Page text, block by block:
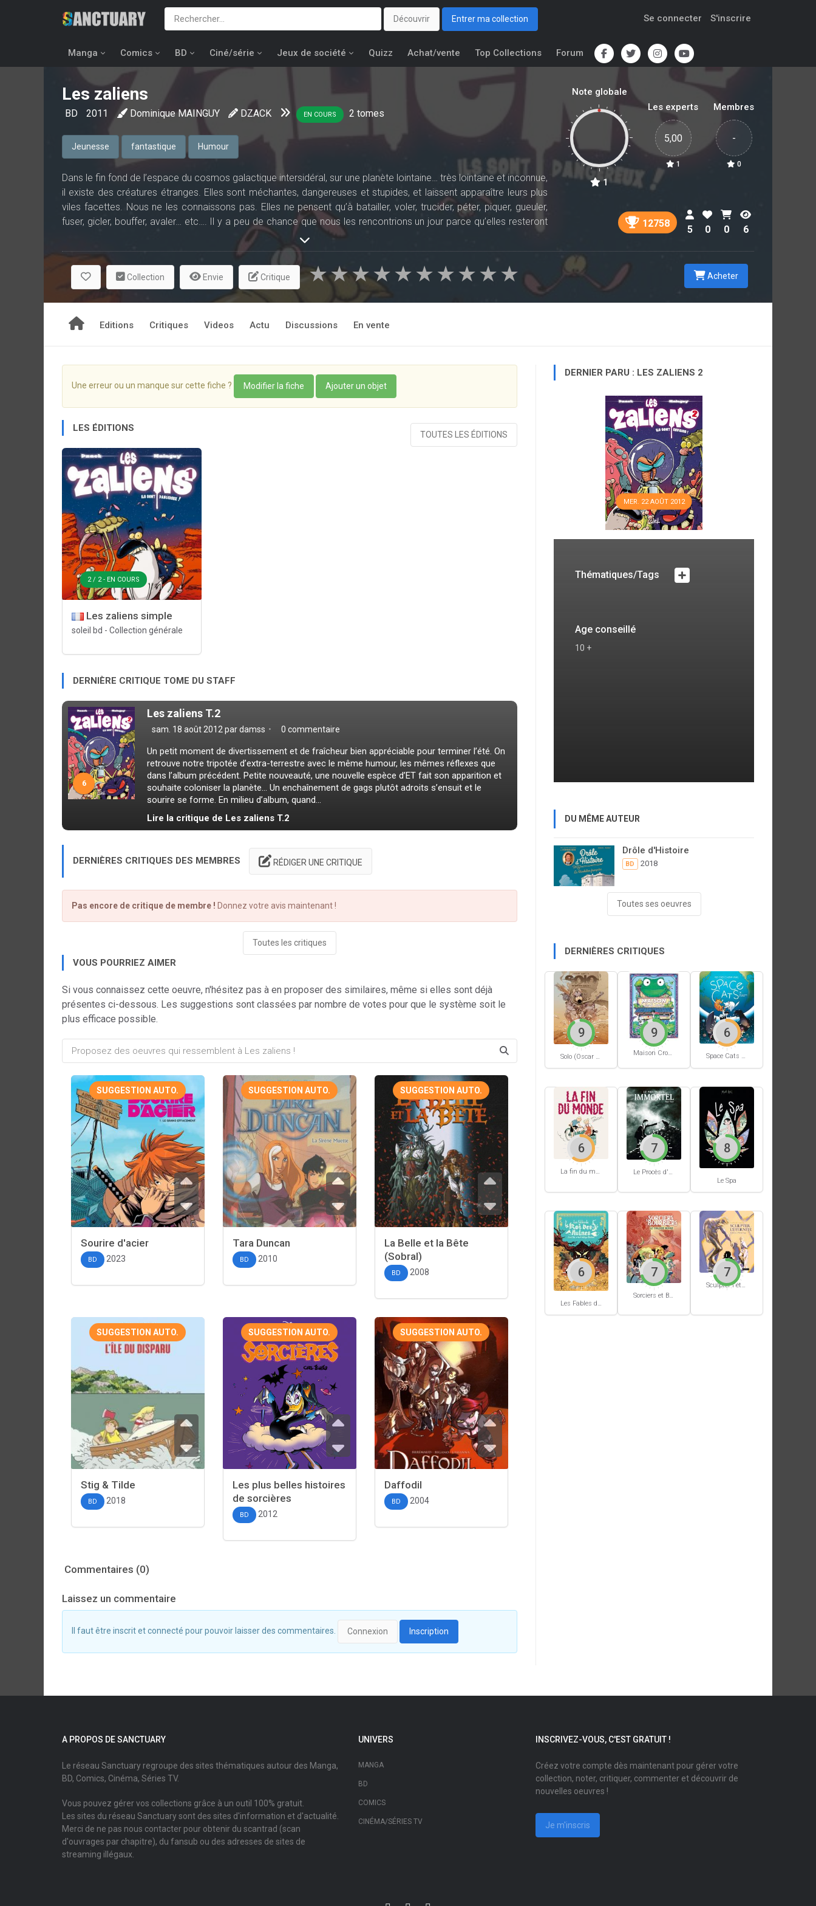
Découvrir Entrer ma collection Se connecter S'inscrire
Manga Comics BD Ciné/série Jeux de société Quizz Achat/vente Top Collections Forum
Les zaliens
BD 2011 Dominique MAINGUY DZACK EN COURS 2 tomes
Jeunesse fantastique Humour
Dans le fin fond de l’espace du cosmos galactique intersidéral, sur une planète lointaine… très lointaine et inconnue,
il existe des créatures étranges. Elles sont méchantes, dangereuses et stupides, et laissent apparaître leurs plus
viles facettes. Nous ne les connaissons pas. Elles ne pensent qu’à batailler, voler, trucider, péter, piquer, gueuler,
fuser, gicler, bouffer, avaler… etc…. Il y a peu de chance que nous les rencontrions un jour parce qu’elles resteront
chez elles... sur leur planète. Quoique…Ces créatures sont… LES ZALIENS !
Note globale
1
Les experts
5,00
1
Membres
-
0
12758
5 0 0 6
Collection Envie Critique ★
★
★
★
★
★
★
★
★
★ Acheter
Editions Critiques Videos Actu Discussions En vente
Une erreur ou un manque sur cette fiche ? Modifier la fiche Ajouter un objet
LES ÉDITIONS
TOUTES LES ÉDITIONS
2 / 2 - EN COURS
Les zaliens simple
soleil bd - Collection générale
DERNIÈRE CRITIQUE TOME DU STAFF
6
Les zaliens T.2
sam. 18 août 2012 pardamss 0 commentaire
Un petit moment de divertissement et de fraîcheur bien appréciable pour terminer l’été. On
retrouve notre tripotée d’extra-terrestre avec le même humour, les mêmes réflexes que
dans l’album précédent. Petite nouveauté, une nouvelle espèce d’ET fait son apparition et
souhaite coloniser la planète… Un enchaînement de gags plutôt adroits s’ensuit et le
sourire se forme. En milieu d’album, quand...
Lire la critique de Les zaliens T.2
DERNIÈRES CRITIQUES DES MEMBRES RÉDIGER UNE CRITIQUE
Pas encore de critique de membre ! Donnez votre avis maintenant !
Toutes les critiques
VOUS POURRIEZ AIMER
Si vous connaissez cette oeuvre, n'hésitez pas à en proposer des similaires, même si elles sont déjà
présentes ci-dessous. Les suggestions sont classées par nombre de votes pour que le système soit le
plus efficace possible.
SUGGESTION AUTO.
Sourire d'acier
BD 2023
SUGGESTION AUTO.
Tara Duncan
BD 2010
SUGGESTION AUTO.
La Belle et la Bête
(Sobral)
BD 2008
SUGGESTION AUTO.
Stig & Tilde
BD 2018
SUGGESTION AUTO.
Les plus belles histoires
de sorcières
BD 2012
SUGGESTION AUTO.
Daffodil
BD 2004
Commentaires (0)
Laissez un commentaire
Il faut être inscrit et connecté pour pouvoir laisser des commentaires. Connexion Inscription
DERNIER PARU : LES ZALIENS 2
MER. 22 AOÛT 2012
Thématiques/Tags
Age conseillé
10 +
DU MÊME AUTEUR
Drôle d'Histoire
BD 2018
Toutes ses oeuvres
DERNIÈRES CRITIQUES
Solo (Oscar Martin) #1
9
Maison Croâ Croâ
9
Space Cats #1
6
La fin du monde (Stanislas)
6
Le Procès d'un immortel
7
Le Spa
8
6
Sorciers et Bourbiers #1
7
Sculpter l'éternité
7
A PROPOS DE SANCTUARY
Le réseau Sanctuary regroupe des sites thématiques autour des Manga,
BD, Comics, Cinéma, Séries TV.
Vous pouvez gérer vos collections grâce à un outil 100% gratuit.
Les sites du réseau Sanctuary sont des sites d'information et d'actualité.
Merci de ne pas nous contacter pour obtenir du scantrad (scan
d'ouvrages par chapitre), du fansub ou des adresses de sites de
streaming illégaux.
UNIVERS
MANGA
BD
COMICS
CINÉMA/SÉRIES TV
INSCRIVEZ-VOUS, C'EST GRATUIT !
Créez votre compte dès maintenant pour gérer votre
collection, noter, critiquer, commenter et découvrir de
nouvelles oeuvres !
Je m'inscris